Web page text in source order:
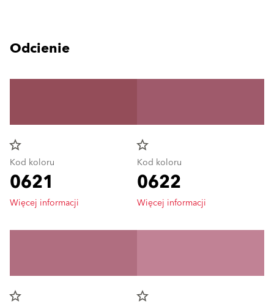
Odcienie
star_border
Kod koloru
0621
Więcej informacji
star_border
Kod koloru
0622
Więcej informacji
star_border
star_border